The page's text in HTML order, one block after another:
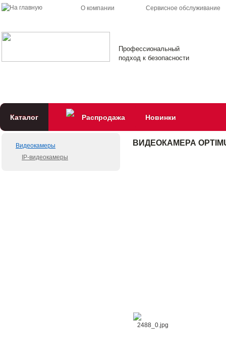
О компании Сервисное обслуживание
Профессиональный
подход к безопасности
Каталог Распродажа Новинки
Видеокамеры
IP-видеокамеры
ВИДЕОКАМЕРА